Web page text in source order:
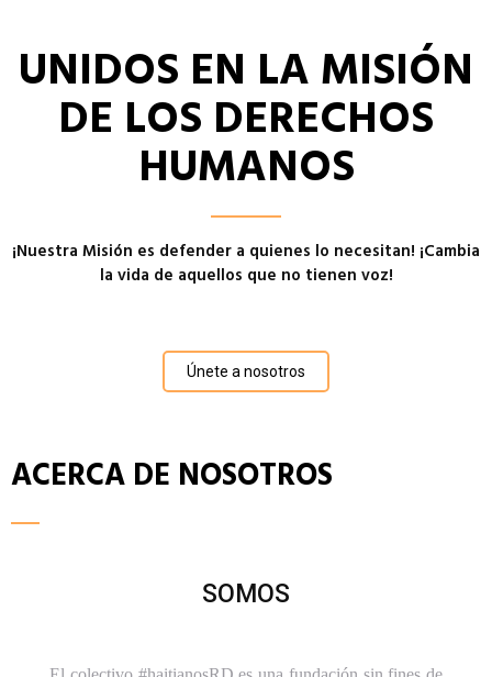
MUERTE
DE
BEBÉ
EN
DE
HAINA
UNIDOS EN LA MISIÓN
DE LOS DERECHOS
HUMANOS
¡Nuestra Misión es defender a quienes lo necesitan! ¡Cambia
la vida de aquellos que no tienen voz!
Únete a nosotros
ACERCA DE NOSOTROS
SOMOS